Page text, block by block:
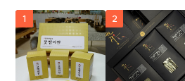
1 2